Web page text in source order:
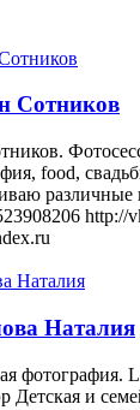
Сотников
food,
различные
http://
Наталия
фотография.
Детская и